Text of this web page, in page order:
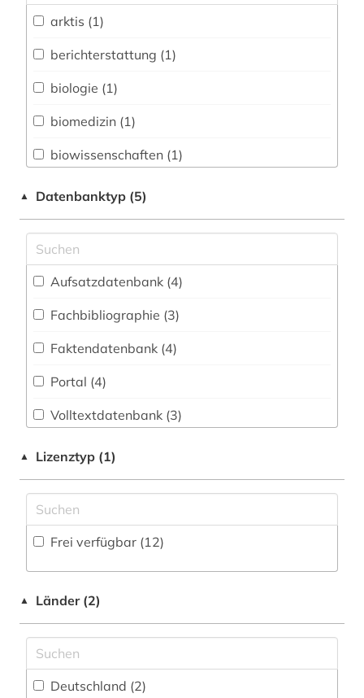
Medizin (11)
Soziologie (4)
arktis (1)
berichterstattung (1)
biologie (1)
biomedizin (1)
biowissenschaften (1)
chemie (1)
diagnosenschlüssel (1)
gesundheit (1)
gesundheitswesen (1)
medizin (2)
oecd (1)
pharmazie (1)
▲ Datenbanktyp (5)
Aufsatzdatenbank (4)
Fachbibliographie (3)
Faktendatenbank (4)
Portal (4)
Volltextdatenbank (3)
▲ Lizenztyp (1)
Frei verfügbar (12)
▲ Länder (2)
Deutschland (2)